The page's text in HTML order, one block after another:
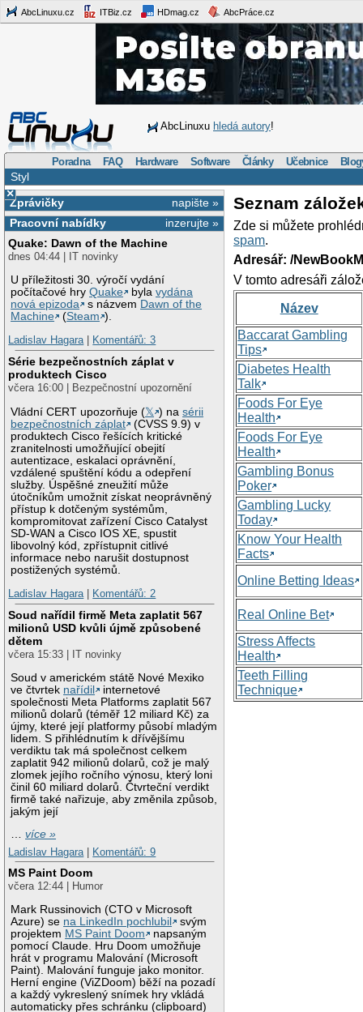
AbcLinuxu.cz ITBiz.cz HDmag.cz AbcPráce.cz
AbcLinuxu hledá autory!
Poradna FAQ Hardware Software Články Učebnice
Styl
×
napište »
Zprávičky
inzerujte »
Pracovní nabídky
Quake: Dawn of the Machine
dnes 04:44 | IT novinky
U příležitosti 30. výročí vydání
počítačové hryQuake bylavydána
nová epizoda
s názvem Dawn of the
Machine
(Steam ).
Ladislav Hagara| Komentářů: 3
Série bezpečnostních záplat v
produktech Cisco
včera 16:00 | Bezpečnostní upozornění
Vládní CERT upozorňuje (𝕏 ) nasérii
bezpečnostních záplat
(CVSS 9.9) v
produktech Cisco řešících kritické
zranitelnosti umožňující obejití
autentizace, eskalaci oprávnění,
vzdálené spuštění kódu a odepření
služby. Úspěšné zneužití může
útočníkům umožnit získat neoprávněný
přístup k dotčeným systémům,
kompromitovat zařízení Cisco Catalyst
SD-WAN a Cisco IOS XE, spustit
libovolný kód, zpřístupnit citlivé
informace nebo narušit dostupnost
postižených systémů.
Ladislav Hagara| Komentářů: 2
Soud nařídil firmě Meta zaplatit 567
milionů USD kvůli újmě způsobené
dětem
včera 15:33 | IT novinky
Soud v americkém státě Nové Mexiko
ve čtvrtek nařídil
internetové
společnosti Meta Platforms zaplatit 567
milionů dolarů (téměř 12 miliard Kč) za
újmy, které její platformy působí mladým
lidem. S přihlédnutím k dřívějšímu
verdiktu tak má společnost celkem
zaplatit 942 milionů dolarů, což je malý
zlomek jejího ročního výnosu, který loni
činil 60 miliard dolarů. Čtvrteční verdikt
firmě také nařizuje, aby změnila způsob,
jakým její
…více »
Ladislav Hagara
Komentářů: 9
MS Paint Doom
včera 12:44 | Humor
Mark Russinovich (CTO v Microsoft
Azure) se na LinkedIn pochlubil
svým
projektem MS Paint Doom
napsaným
pomocí Claude. Hru Doom umožňuje
hrát v programu Malování (Microsoft
Paint). Malování funguje jako monitor.
Herní engine (ViZDoom) běží na pozadí
a každý vykreslený snímek hry vkládá
automaticky přes schránku (clipboard)
Seznam
Zde si můžete
spam.
Adresář: /
V tomto adresáři
Název
Baccarat Gambling
Tips
Diabetes Health
Talk
Foods For Eye
Health
Foods For Eye
Health
Gambling Bonus
Poker
Gambling Lucky
Today
Know Your Health
Facts
Online Betting Ideas
Real Online Bet
Stress Affects
Health
Teeth Filling
Technique